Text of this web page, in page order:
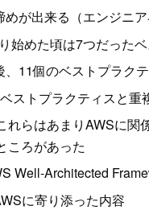
めが出来る（エンジニア
始めた頃は7つだった
、11個のベストプラク
ストプラクティスと重
れらはあまりAWSに関
ころがあった
Well-Architected
に寄り添った内容